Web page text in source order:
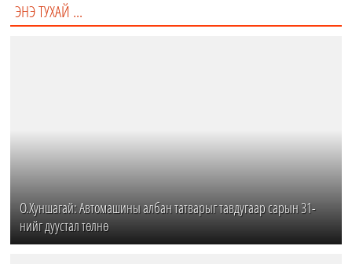
ЭНЭ ТУХАЙ ...
О.Хуншагай: Автомашины албан татварыг тавдугаар сарын 31-
нийг дуустал төлнө